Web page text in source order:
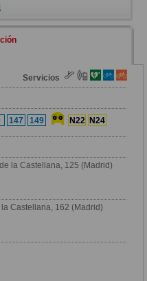
Servicios
147 149 N22 N24
la Castellana, 125 (Madrid)
Castellana, 162 (Madrid)